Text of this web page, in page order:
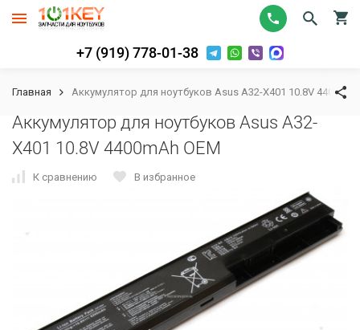
+7 (919) 778-01-38
Главная Аккумулятор для ноутбуков Asus A32-X401 10.8V
Аккумулятор для ноутбуков Asus A32-
X401 10.8V 4400mAh OEM
К сравнению В избранное